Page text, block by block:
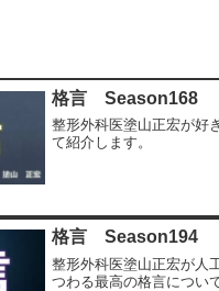
格言 Season168
整形外科医塗山正宏が好
て紹介します。
格言 Season194
整形外科医塗山正宏が人
つわる最高の格言につい